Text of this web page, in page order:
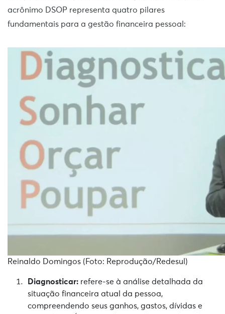
acrônimo DSOP representa quatro pilares
fundamentais para a gestão financeira pessoal:
Reinaldo Domingos (Foto: Reprodução/Redesul)
Diagnosticar: refere-se à análise detalhada da
situação financeira atual da pessoa,
compreendendo seus ganhos, gastos, dívidas e